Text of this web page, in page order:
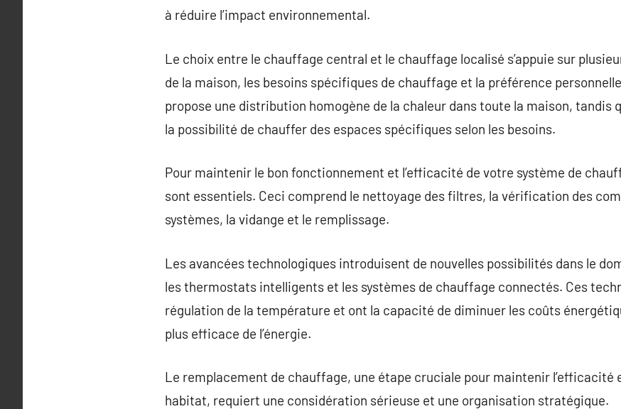
à réduire l’impact environnemental.
Le choix entre le chauffage central et le chauffage localisé s’appuie sur
de la maison, les besoins spécifiques de chauffage et la préférence
propose une distribution homogène de la chaleur dans toute la maison, tandis
la possibilité de chauffer des espaces spécifiques selon les besoins.
Pour maintenir le bon fonctionnement et l’efficacité de votre système de
sont essentiels. Ceci comprend le nettoyage des filtres, la vérification des
systèmes, la vidange et le remplissage.
Les avancées technologiques introduisent de nouvelles possibilités dans le
les thermostats intelligents et les systèmes de chauffage connectés. Ces
régulation de la température et ont la capacité de diminuer les coûts
plus efficace de l’énergie.
Le remplacement de chauffage, une étape cruciale pour maintenir l’efficacité
habitat, requiert une considération sérieuse et une organisation stratégique.